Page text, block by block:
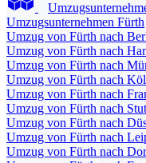
Umzugsunternehmen Fürth
Umzug von Fürth nach
Umzug von Fürth nach
Umzug von Fürth nach
Umzug von Fürth nach
Umzug von Fürth nach
Umzug von Fürth nach
Umzug von Fürth nach
Umzug von Fürth nach
Umzug von Fürth nach